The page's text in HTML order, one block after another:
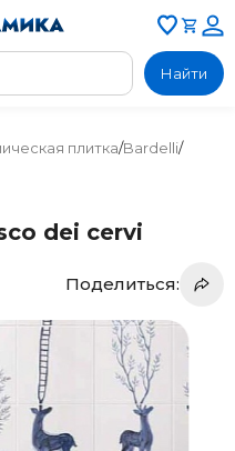
Найти
плитка/Bardelli/
dei cervi
Поделиться: